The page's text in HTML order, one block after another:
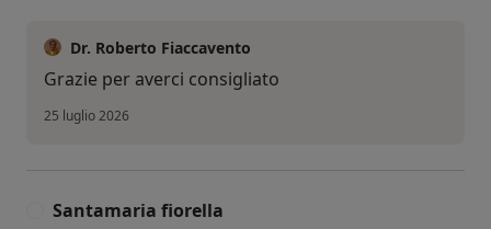
Dr. Roberto Fiaccavento
Grazie per averci consigliato
25 luglio 2026
Santamaria fiorella